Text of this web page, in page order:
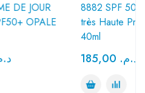
8882 SPF 50+ Crème
très Haute Protection